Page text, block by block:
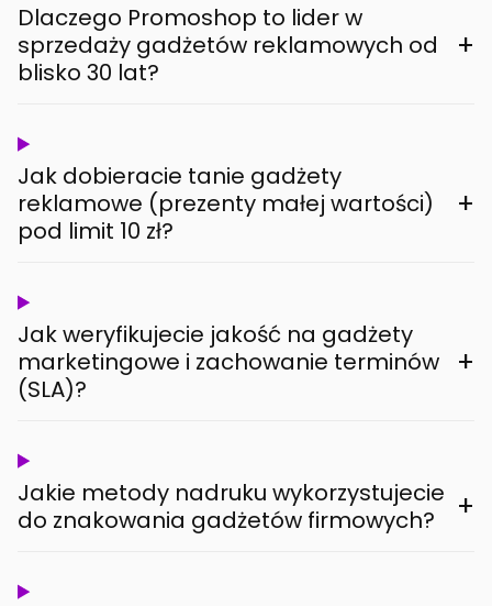
Dlaczego Promoshop to lider w
sprzedaży gadżetów reklamowych od
blisko 30 lat?
+
Jak dobieracie tanie gadżety
reklamowe (prezenty małej wartości)
pod limit 10 zł?
+
Jak weryfikujecie jakość na gadżety
marketingowe i zachowanie terminów
(SLA)?
+
Jakie metody nadruku wykorzystujecie
do znakowania gadżetów firmowych?
+